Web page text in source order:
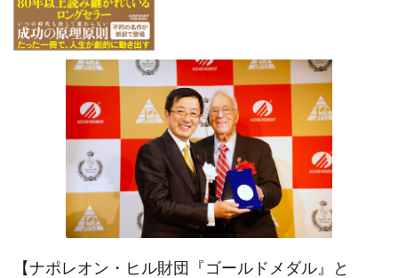
【ナポレオン・ヒル財団『ゴールドメダル』と